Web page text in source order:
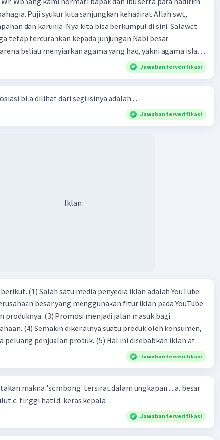
Puji syukur kita sanjungkan kehadirat Allah swt,
dan karunia-Nya kita bisa berkumpul di sini. Salawat
tetap tercurahkan kepada junjungan Nabi besar
beliau menyiarkan agama yang haq, yakni agama islam,
oleh Allah swt. Semoga kita sekalian termasuk ke dalam
Amin ya rabbal alamin. Hadirin sekalian yang
sanak saudara, bahkan juga di masyarakat luas. Karena
maka terjalinlah di antara kita saling tolong-menolong,
Jawaban terverifikasi
bila dilihat dari segi isinya adalah ...
Jawaban terverifikasi
Iklan
iklan adalah YouTube.
besar yang menggunakan fitur iklan pada YouTube
menjadi jalan masuk bagi
oleh konsumen,
produk. (5) Hal ini disebabkan iklan atau
cara untuk mengenalkan produk perusahaan kepada
(2)
Jawaban terverifikasi
makna 'sombong' tersirat dalam ungkapan.... a. besar
kepala b. besar mulut c. tinggi hati d. keras kepala
Jawaban terverifikasi